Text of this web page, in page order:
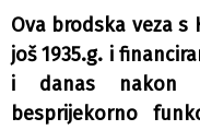
Ova brodska veza
još 1935.g. i
i danas nakon
besprijekorno